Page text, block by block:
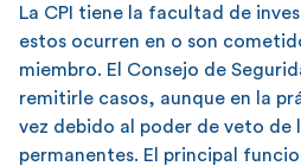
La CPI tiene la facultad de
estos ocurren en o son
miembro. El Consejo de
remitirle casos, aunque en la
vez debido al poder de veto de
permanentes. El principal